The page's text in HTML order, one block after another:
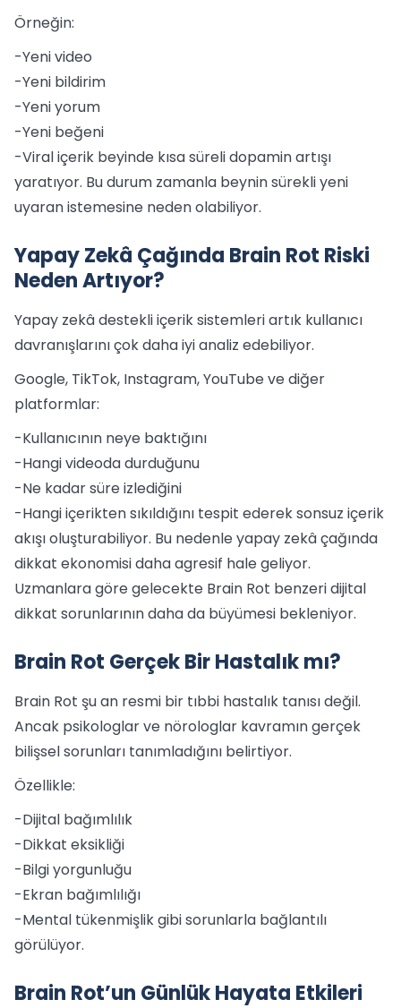
Örneğin:
-Yeni video
-Yeni bildirim
-Yeni yorum
-Yeni beğeni
-Viral içerik beyinde kısa süreli dopamin artışı
yaratıyor. Bu durum zamanla beynin sürekli yeni
uyaran istemesine neden olabiliyor.
Yapay Zekâ Çağında Brain Rot Riski
Neden Artıyor?
Yapay zekâ destekli içerik sistemleri artık kullanıcı
davranışlarını çok daha iyi analiz edebiliyor.
Google, TikTok, Instagram, YouTube ve diğer
platformlar:
-Kullanıcının neye baktığını
-Hangi videoda durduğunu
-Ne kadar süre izlediğini
-Hangi içerikten sıkıldığını tespit ederek sonsuz içerik
akışı oluşturabiliyor. Bu nedenle yapay zekâ çağında
dikkat ekonomisi daha agresif hale geliyor.
Uzmanlara göre gelecekte Brain Rot benzeri dijital
dikkat sorunlarının daha da büyümesi bekleniyor.
Brain Rot Gerçek Bir Hastalık mı?
Brain Rot şu an resmi bir tıbbi hastalık tanısı değil.
Ancak psikologlar ve nörologlar kavramın gerçek
bilişsel sorunları tanımladığını belirtiyor.
Özellikle:
-Dijital bağımlılık
-Dikkat eksikliği
-Bilgi yorgunluğu
-Ekran bağımlılığı
-Mental tükenmişlik gibi sorunlarla bağlantılı
görülüyor.
Brain Rot’un Günlük Hayata Etkileri